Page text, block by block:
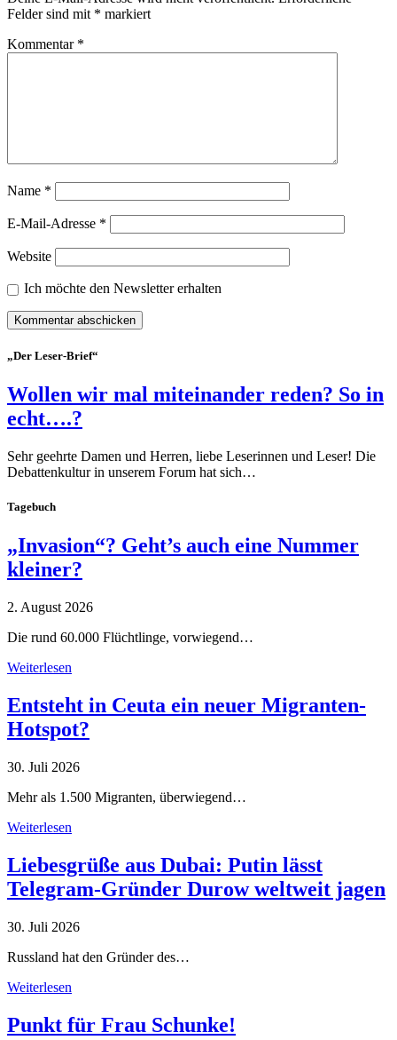
Felder sind mit * markiert
Kommentar *
Name *
E-Mail-Adresse *
Website
Ich möchte den Newsletter erhalten
„Der Leser-Brief“
Wollen wir mal miteinander reden? So in
echt….?
Sehr geehrte Damen und Herren, liebe Leserinnen und Leser! Die
Debattenkultur in unserem Forum hat sich…
Tagebuch
„Invasion“? Geht’s auch eine Nummer
kleiner?
2. August 2026
Die rund 60.000 Flüchtlinge, vorwiegend…
Weiterlesen
Entsteht in Ceuta ein neuer Migranten-
Hotspot?
30. Juli 2026
Mehr als 1.500 Migranten, überwiegend…
Weiterlesen
Liebesgrüße aus Dubai: Putin lässt
Telegram-Gründer Durow weltweit jagen
30. Juli 2026
Russland hat den Gründer des…
Weiterlesen
Punkt für Frau Schunke!